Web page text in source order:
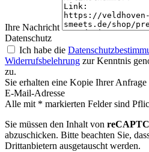
Ihre Nachricht
Datenschutz
Ich habe die
Widerrufsbelehrung zur Kenntnis
zu.
Sie erhalten eine Kopie Ihrer
E-Mail-Adresse
Alle mit * markierten Felder sind
Sie müssen den Inhalt von
abzuschicken. Bitte beachten Sie,
Drittanbietern ausgetauscht werden.